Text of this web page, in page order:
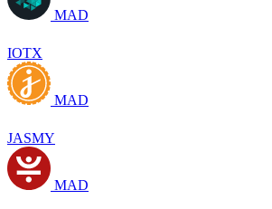
MAD
IOTX
MAD
JASMY
MAD